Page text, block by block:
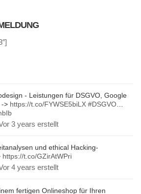
- Leistungen für DSGVO, Google
-> https://t.co/FYWSE5biLX #DSGVO
3 years erstellt
und ethical Hacking-
https://t.co/GZirAtWPri
4 years erstellt
fertigen Onlineshop für Ihren